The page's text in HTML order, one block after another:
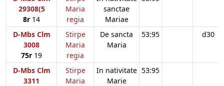
29308(5
8r 14
Maria
regia
sanctae
Mariae
D-Mbs Clm
3008
75r 19
Stirpe
Maria
regia
De sancta
Maria
53:95 d30
D-Mbs Clm
3311
Stirpe
Maria
In nativitate
Marie
53:95